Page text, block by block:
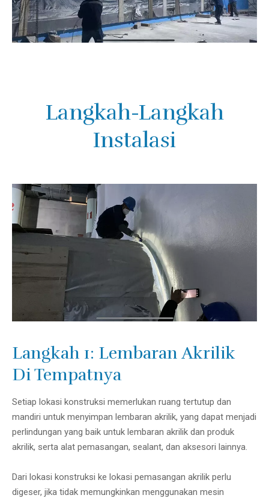
Langkah-Langkah
Instalasi
Langkah 1: Lembaran Akrilik
Di Tempatnya
Setiap lokasi konstruksi memerlukan ruang tertutup dan
mandiri untuk menyimpan lembaran akrilik, yang dapat menjadi
perlindungan yang baik untuk lembaran akrilik dan produk
akrilik, serta alat pemasangan, sealant, dan aksesori lainnya.
Dari lokasi konstruksi ke lokasi pemasangan akrilik perlu
digeser, jika tidak memungkinkan menggunakan mesin